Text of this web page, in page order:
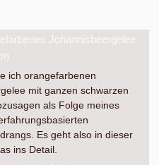
Johannisbeergelee
ich orangefarbenen
mit ganzen schwarzen
als Folge meines
Es geht also in dieser
ins Detail.